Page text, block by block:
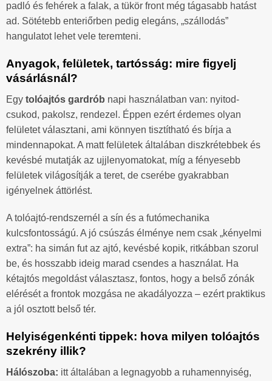
padló és fehérek a falak, a tükör front még tágasabb hatást
ad. Sötétebb enteriőrben pedig elegáns, „szállodás”
hangulatot lehet vele teremteni.
Anyagok, felületek, tartósság: mire figyelj
vásárlásnál?
Egy tolóajtós gardrób napi használatban van: nyitod-
csukod, pakolsz, rendezel. Éppen ezért érdemes olyan
felületet választani, ami könnyen tisztítható és bírja a
mindennapokat. A matt felületek általában diszkrétebbek és
kevésbé mutatják az ujjlenyomatokat, míg a fényesebb
felületek világosítják a teret, de cserébe gyakrabban
igényelnek áttörlést.
A tolóajtó-rendszernél a sín és a futómechanika
kulcsfontosságú. A jó csúszás élménye nem csak „kényelmi
extra”: ha simán fut az ajtó, kevésbé kopik, ritkábban szorul
be, és hosszabb ideig marad csendes a használat. Ha
kétajtós megoldást választasz, fontos, hogy a belső zónák
elérését a frontok mozgása ne akadályozza – ezért praktikus
a jól osztott belső tér.
Helyiségenkénti tippek: hova milyen tolóajtós
szekrény illik?
Hálószoba: itt általában a legnagyobb a ruhamennyiség,